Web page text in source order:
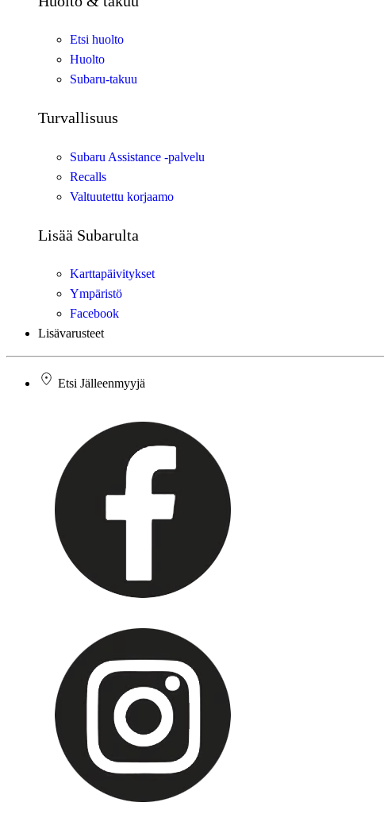
Etsi huolto
Huolto
Subaru-takuu
Turvallisuus
Subaru Assistance -palvelu
Recalls
Valtuutettu korjaamo
Lisää Subarulta
Karttapäivitykset
Ympäristö
Facebook
Lisävarusteet
Etsi Jälleenmyyjä